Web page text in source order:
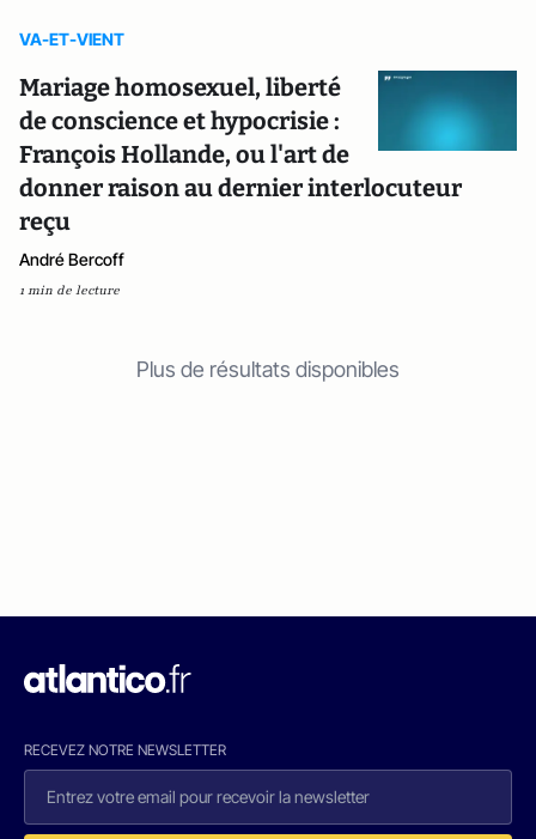
VA-ET-VIENT
Mariage homosexuel, liberté
de conscience et hypocrisie :
François Hollande, ou l'art de
donner raison au dernier interlocuteur
reçu
André Bercoff
1 min de lecture
Plus de résultats disponibles
RECEVEZ NOTRE NEWSLETTER